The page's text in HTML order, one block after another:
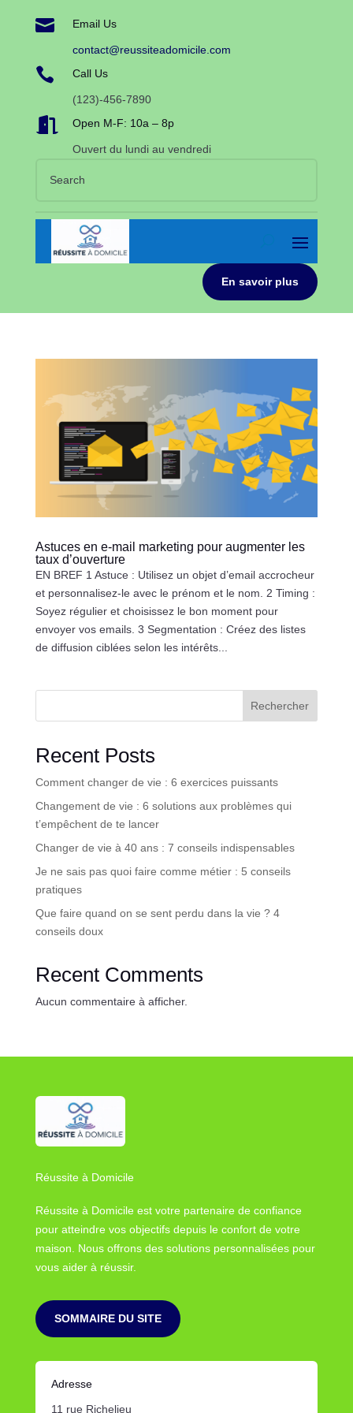
 Email Us
contact@reussiteadomicile.com
 Call Us
(123)-456-7890
 Open M-F: 10a – 8p
Ouvert du lundi au vendredi
En savoir plus
Astuces en e-mail marketing pour augmenter les
taux d’ouverture
EN BREF 1 Astuce : Utilisez un objet d’email accrocheur
et personnalisez-le avec le prénom et le nom. 2 Timing :
Soyez régulier et choisissez le bon moment pour
envoyer vos emails. 3 Segmentation : Créez des listes
de diffusion ciblées selon les intérêts...
Rechercher
Recent Posts
Comment changer de vie : 6 exercices puissants
Changement de vie : 6 solutions aux problèmes qui
t’empêchent de te lancer
Changer de vie à 40 ans : 7 conseils indispensables
Je ne sais pas quoi faire comme métier : 5 conseils
pratiques
Que faire quand on se sent perdu dans la vie ? 4
conseils doux
Recent Comments
Aucun commentaire à afficher.
Réussite à Domicile
Réussite à Domicile est votre partenaire de confiance
pour atteindre vos objectifs depuis le confort de votre
maison. Nous offrons des solutions personnalisées pour
vous aider à réussir.
SOMMAIRE DU SITE
Adresse
11 rue Richelieu